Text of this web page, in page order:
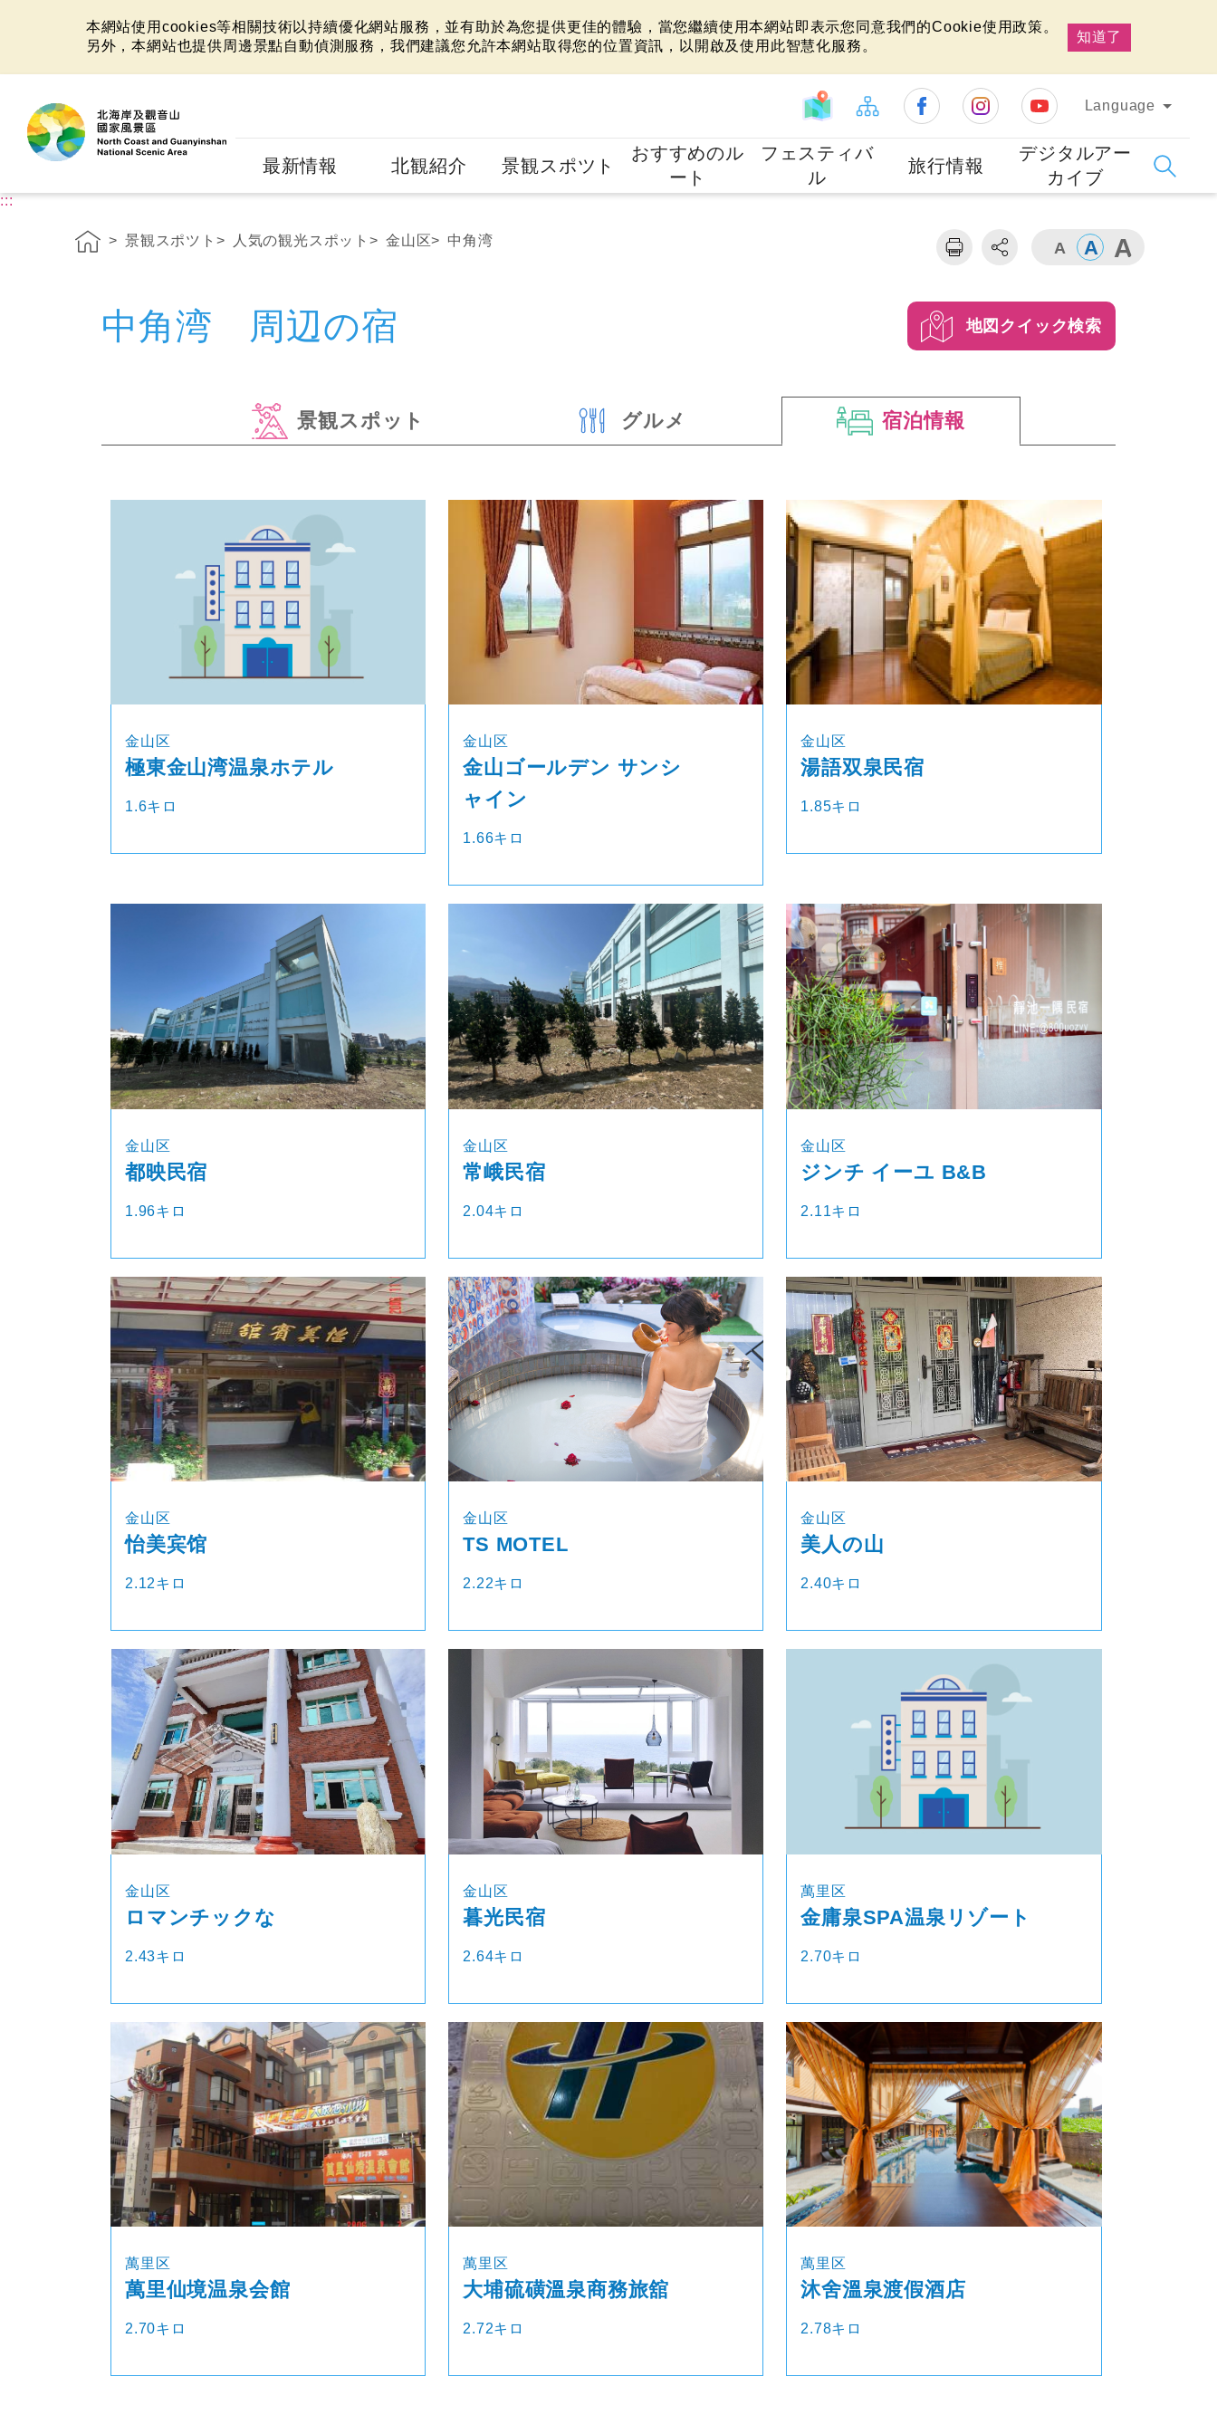
本網站使用cookies等相關技術以持續優化網站服務，並有助於為您提供更佳的體驗，當您繼續使用本網站即表示您同意我們的Cookie使用政策。
另外，本網站也提供周邊景點自動偵測服務，我們建議您允許本網站取得您的位置資訊，以開啟及使用此智慧化服務。
知道了
Language
最新情報 北観紹介 景観スポツト
おすすめのル
ート
フェスティバ
ル
旅行情報
デジタルアー
カイブ
:::
景観スポツト 人気の観光スポット 金山区 中角湾
中角湾 周辺の宿 地図クイック検索
景観スポット グルメ 宿泊情報
金山区
極東金山湾温泉ホテル
1.6キロ
金山区
金山ゴールデン サンシ
ャイン
1.66キロ
金山区
湯語双泉民宿
1.85キロ
金山区
都映民宿
1.96キロ
金山区
常峨民宿
2.04キロ
金山区
ジンチ イーユ B&B
2.11キロ
金山区
怡美宾馆
2.12キロ
金山区
TS MOTEL
2.22キロ
金山区
美人の山
2.40キロ
金山区
ロマンチックな
2.43キロ
金山区
暮光民宿
2.64キロ
萬里区
金庸泉SPA温泉リゾート
2.70キロ
萬里区
萬里仙境温泉会館
2.70キロ
萬里区
大埔硫磺溫泉商務旅舘
2.72キロ
萬里区
沐舍溫泉渡假酒店
2.78キロ